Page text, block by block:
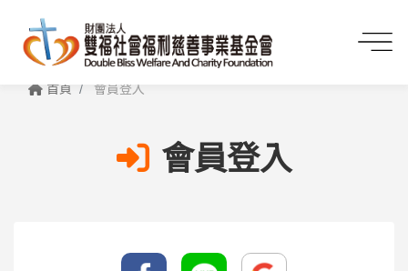
首頁 會員登入
會員登入